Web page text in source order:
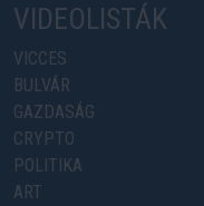
VIDEOLISTÁK
VICCES
BULVÁR
GAZDASÁG
CRYPTO
POLITIKA
ART